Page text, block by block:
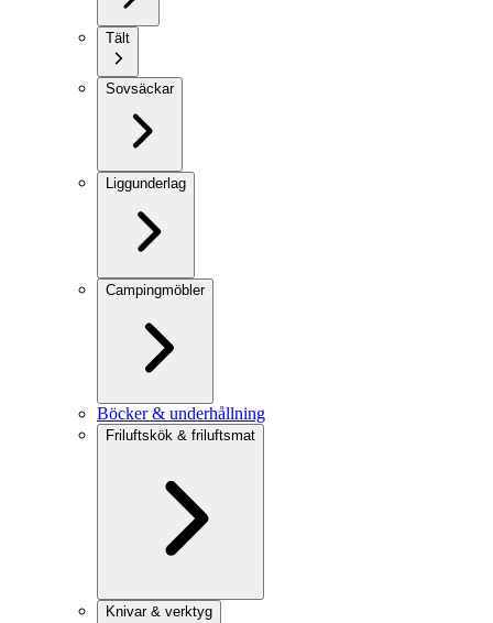
Tält
Sovsäckar
Liggunderlag
Campingmöbler
Böcker & underhållning
Friluftskök & friluftsmat
Knivar & verktyg